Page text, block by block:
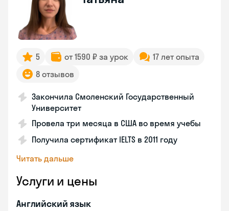
5 от 1590 ₽ за урок
17 лет опыта
8 отзывов
Закончила Смоленский Государственный
Университет
Провела три месяца в США во время учебы
Получила сертификат IELTS в 2011 году
Читать дальше
Услуги и цены
Английский язык